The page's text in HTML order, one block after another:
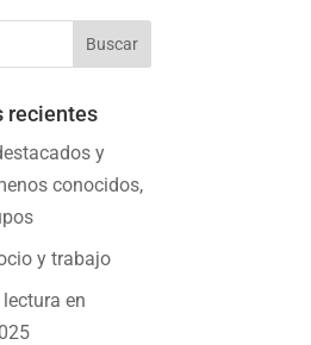
recientes
y
conocidos,
y trabajo
en